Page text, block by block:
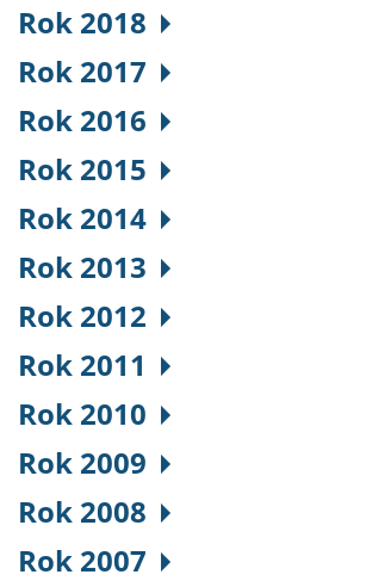
Rok 2018
Rok 2017
Rok 2016
Rok 2015
Rok 2014
Rok 2013
Rok 2012
Rok 2011
Rok 2010
Rok 2009
Rok 2008
Rok 2007